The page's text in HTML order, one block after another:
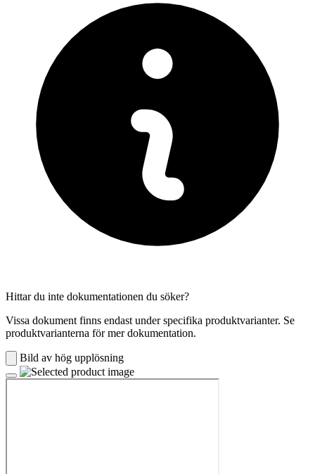
Hittar du inte dokumentationen du söker?
Vissa dokument finns endast under specifika produktvarianter. Se
produktvarianterna för mer dokumentation.
Bild av hög upplösning